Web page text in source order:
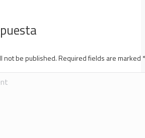
not be published. Required fields are marked *